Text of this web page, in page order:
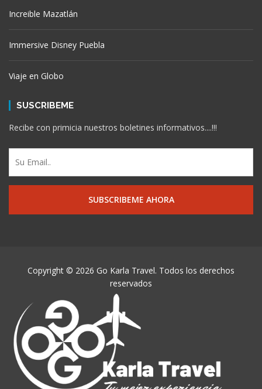
Increible Mazatlán
Immersive Disney Puebla
Viaje en Globo
SUSCRIBEME
Recibe con primicia nuestros boletines informativos....!!!
Copyright © 2026 Go Karla Travel. Todos los derechos
reservados